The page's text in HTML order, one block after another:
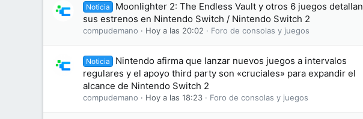
Noticia
Moonlighter 2: The Endless Vault y otros 6 juegos detallan
sus estrenos en Nintendo Switch / Nintendo Switch 2
compudemano Hoy a las 20:02 Foro de consolas y juegos
Noticia
Nintendo afirma que lanzar nuevos juegos a intervalos
regulares y el apoyo third party son «cruciales» para expandir el
alcance de Nintendo Switch 2
compudemano Hoy a las 18:23 Foro de consolas y juegos